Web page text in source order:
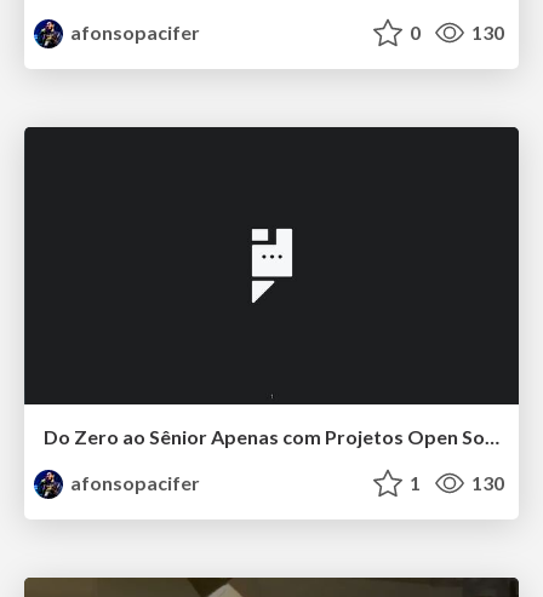
afonsopacifer
0 130
Do Zero ao Sênior Apenas com Projetos Open Source
afonsopacifer
1 130